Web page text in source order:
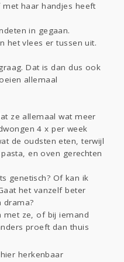
haar handjes heeft
in gegaan.
het vlees er tussen uit.
Dat is dan dus ook
allemaal
ze allemaal wat meer
4 x per week
de oudsten eten, terwijl
en oven gerechten
genetisch? Of kan ik
het vanzelf beter
drama?
met ze, of bij iemand
proeft dan thuis
herkenbaar